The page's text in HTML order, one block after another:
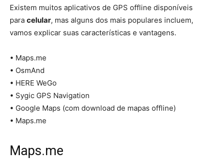
Existem muitos aplicativos de GPS offline disponíveis
para celular, mas alguns dos mais populares incluem,
vamos explicar suas características e vantagens.
• Maps.me
• OsmAnd
• HERE WeGo
• Sygic GPS Navigation
• Google Maps (com download de mapas offline)
• Maps.me
Maps.me